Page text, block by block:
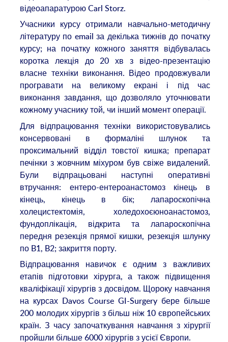
відеоапаратурою Carl Storz.
Учасники курсу отримали навчально-методичну
літературу по email за декілька тижнів до початку
курсу; на початку кожного заняття відбувалась
коротка лекція до 20 хв з відео-презентацію
власне техніки виконання. Відео продовжували
програвати на великому екрані і під час
виконання завдання, що дозволяло уточнювати
кожному учаснику той, чи інший момент операції.
Для відпрацювання техніки використовувались
консервовані в формаліні шлунок та
проксимальний відділ товстої кишка; препарат
печінки з жовчним міхуром був свіже видалений.
Були відпрацьовані наступні оперативні
втручання: ентеро-ентероанастомоз кінець в
кінець, кінець в бік; лапароскопічна
холецистектомія, холедохоєюноанастомоз,
фундоплікація, відкрита та лапароскопічна
передня резекція прямої кишки, резекція шлунку
по B1, B2; закриття порту.
Відпрацювання навичок є одним з важливих
етапів підготовки хірурга, а також підвищення
кваліфікації хірургів з досвідом. Щороку навчання
на курсах Davos Сourse GI-Surgery бере більше
200 молодих хірургів з більш ніж 10 європейських
країн. З часу започаткування навчання з хірургії
пройшли більше 6000 хірургів з усієї Європи.